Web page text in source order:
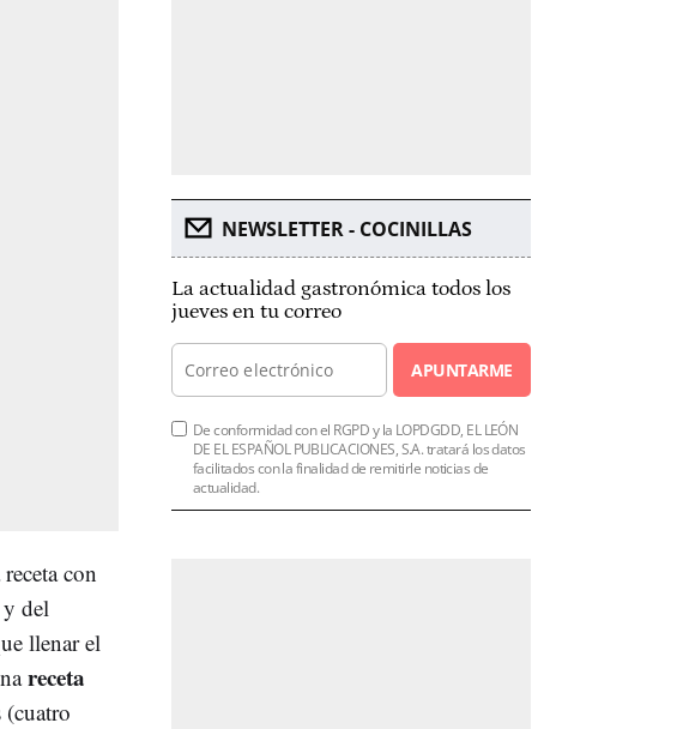
con
del
llenar el
receta
(cuatro
NEWSLETTER - COCINILLAS
La actualidad gastronómica todos los
jueves en tu correo
APUNTARME
De conformidad con el RGPD y la LOPDGDD, EL LEÓN
DE EL ESPAÑOL PUBLICACIONES, S.A. tratará los datos
facilitados con la finalidad de remitirle noticias de
actualidad.